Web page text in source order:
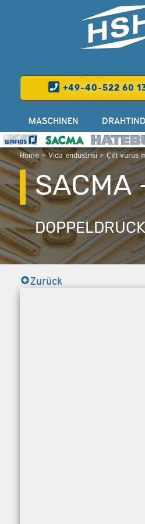
+49-40-522 60
Home>Vida endüstrisi> Çift vurus
MASCHINEN
SACMA
Zurück